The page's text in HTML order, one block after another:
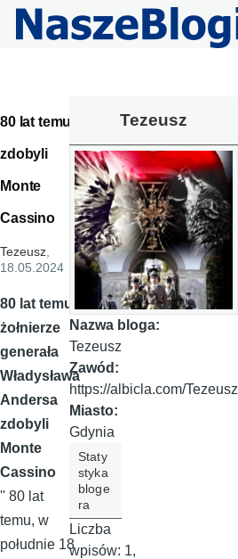
Przejdź do treści
80 lat temu
zdobyli
Monte
Cassino
Tezeusz,
18.05.2024
80 lat temu
żołnierze
generała
Władysława
Andersa
zdobyli
Monte
Cassino
'' 80 lat
temu, w
południe 18
Tezeusz
Nazwa bloga:
Tezeusz
Zawód:
https://albicla.com/Tezeusz
Miasto:
Gdynia
Staty
styka
bloge
ra
Liczba
wpisów: 1,